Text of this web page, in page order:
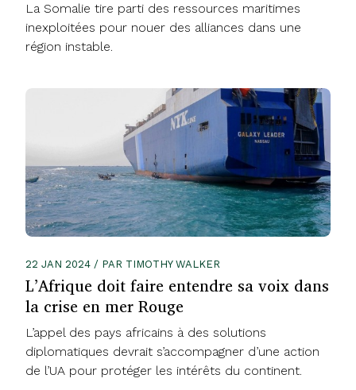
La Somalie tire parti des ressources maritimes
inexploitées pour nouer des alliances dans une
région instable.
22 JAN 2024 / PAR TIMOTHY WALKER
L’Afrique doit faire entendre sa voix dans
la crise en mer Rouge
L’appel des pays africains à des solutions
diplomatiques devrait s’accompagner d’une action
de l’UA pour protéger les intérêts du continent.